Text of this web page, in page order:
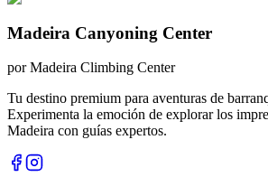
Madeira Canyoning Center
porMadeira Climbing Center
Tu destino premium para aventuras de
Experimenta la emoción de explorar los
Madeira con guías expertos.